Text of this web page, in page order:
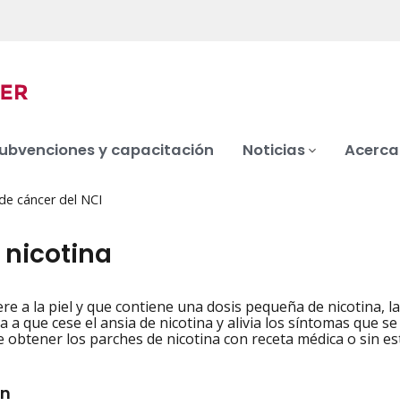
y capacitación Noticias
cáncer del NCI
nicotina
a la piel y que contiene una dosis pequeña de nicotina,
a que cese el ansia de nicotina y alivia los síntomas que
obtener los parches de nicotina con receta médica o sin